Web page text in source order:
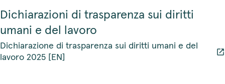
Dichiarazioni di trasparenza sui diritti
umani e del lavoro
Dichiarazione di trasparenza sui diritti umani e del
lavoro 2025 [EN]